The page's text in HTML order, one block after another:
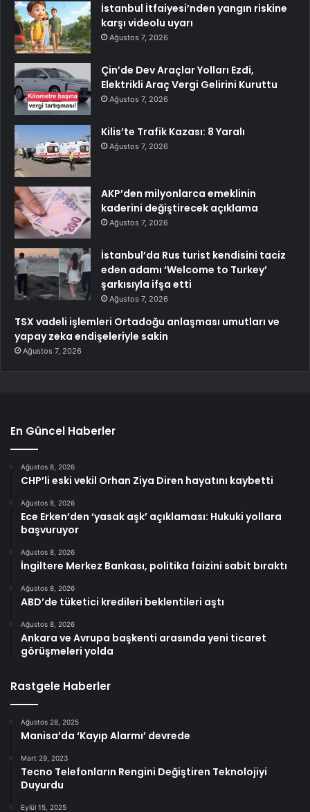
İstanbul İtfaiyesi’nden yangın riskine
karşı videolu uyarı
Ağustos 7, 2026
Çin’de Dev Araçlar Yolları Ezdi,
Elektrikli Araç Vergi Gelirini Kuruttu
Ağustos 7, 2026
Kilis’te Trafik Kazası: 8 Yaralı
Ağustos 7, 2026
AKP’den milyonlarca emeklinin
kaderini değiştirecek açıklama
Ağustos 7, 2026
İstanbul’da Rus turist kendisini taciz
eden adamı ‘Welcome to Turkey’
şarkısıyla ifşa etti
Ağustos 7, 2026
TSX vadeli işlemleri Ortadoğu anlaşması umutları ve
yapay zeka endişeleriyle sakin
Ağustos 7, 2026
En Güncel Haberler
Ağustos 8, 2026
CHP’li eski vekil Orhan Ziya Diren hayatını kaybetti
Ağustos 8, 2026
Ece Erken’den ‘yasak aşk’ açıklaması: Hukuki yollara
başvuruyor
Ağustos 8, 2026
İngiltere Merkez Bankası, politika faizini sabit bıraktı
Ağustos 8, 2026
ABD’de tüketici kredileri beklentileri aştı
Ağustos 8, 2026
Ankara ve Avrupa başkenti arasında yeni ticaret
görüşmeleri yolda
Rastgele Haberler
Ağustos 28, 2025
Manisa’da ‘Kayıp Alarmı’ devrede
Mart 29, 2023
Tecno Telefonların Rengini Değiştiren Teknolojiyi
Duyurdu
Eylül 15, 2025